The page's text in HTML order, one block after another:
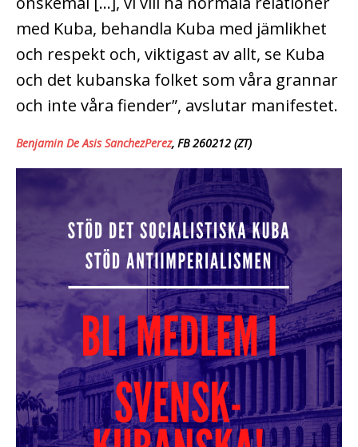
med Kuba, behandla Kuba med jämlikhet
och respekt och, viktigast av allt, se Kuba
och det kubanska folket som våra grannar
och inte våra fiender”, avslutar manifestet.
Benjamin De Asis SanchezPerez, FB 260212 (ZT)